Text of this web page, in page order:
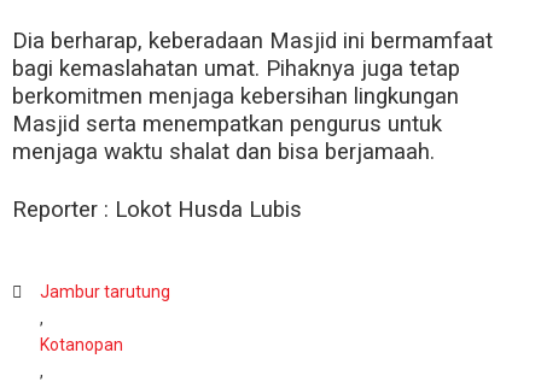
Dia berharap, keberadaan Masjid ini bermamfaat
bagi kemaslahatan umat. Pihaknya juga tetap
berkomitmen menjaga kebersihan lingkungan
Masjid serta menempatkan pengurus untuk
menjaga waktu shalat dan bisa berjamaah.
Reporter : Lokot Husda Lubis
Jambur tarutung
,
Kotanopan
,